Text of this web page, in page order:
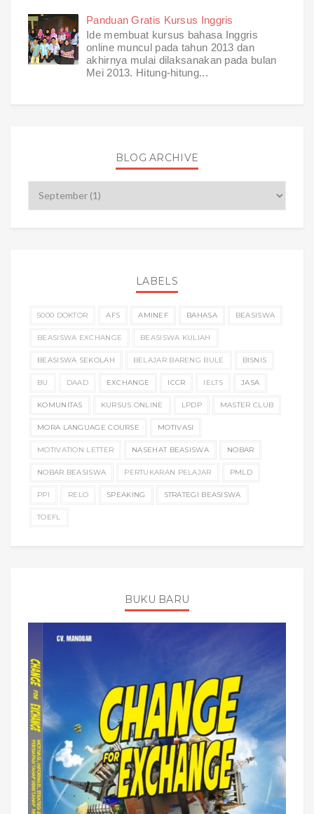
Panduan Gratis Kursus Inggris
Ide membuat kursus bahasa Inggris
online muncul pada tahun 2013 dan
akhirnya mulai dilaksanakan pada bulan
Mei 2013. Hitung-hitung...
BLOG ARCHIVE
LABELS
5000 DOKTOR AFS AMINEF BAHASA BEASISWA
BEASISWA EXCHANGE BEASISWA KULIAH
BEASISWA SEKOLAH BELAJAR BARENG BULE BISNIS
BU DAAD EXCHANGE ICCR IELTS JASA
KOMUNITAS KURSUS ONLINE LPDP MASTER CLUB
MORA LANGUAGE COURSE MOTIVASI
MOTIVATION LETTER NASEHAT BEASISWA NOBAR
NOBAR BEASISWA PERTUKARAN PELAJAR PMLD
PPI RELO SPEAKING STRATEGI BEASISWA
TOEFL
BUKU BARU